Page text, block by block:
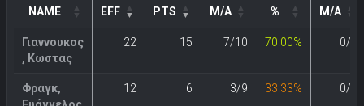
NAME EFF PTS M/A % M/A
Γιαννουκος
, Κωστας
22 15 7/10 70.00% 0/2
Φραγκ,
12 6 3/9 33.33% 0/2